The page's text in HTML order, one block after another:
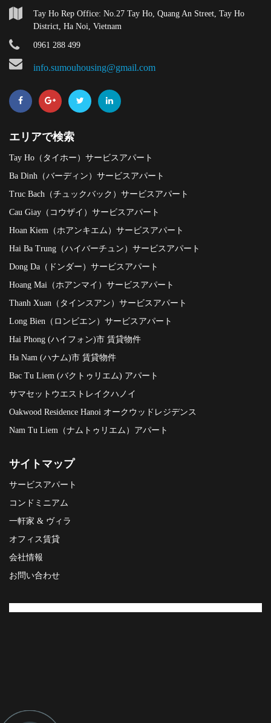
Tay Ho Rep Office: No.27 Tay Ho, Quang An Street, Tay Ho
District, Ha Noi, Vietnam
0961 288 499
info.sumouhousing@gmail.com
エリアで検索
Tay Ho（タイホー）サービスアパート
Ba Dinh（バーディン）サービスアパート
Truc Bach（チュックバック）サービスアパート
Cau Giay（コウザイ）サービスアパート
Hoan Kiem（ホアンキエム）サービスアパート
Hai Ba Trung（ハイバーチュン）サービスアパート
Dong Da（ドンダー）サービスアパート
Hoang Mai（ホアンマイ）サービスアパート
Thanh Xuan（タインスアン）サービスアパート
Long Bien（ロンビエン）サービスアパート
Hai Phong (ハイフォン)市 賃貸物件
Ha Nam (ハナム)市 賃貸物件
Bac Tu Liem (バクトゥリエム) アパート
サマセットウエストレイクハノイ
Oakwood Residence Hanoi オークウッドレジデンス
Nam Tu Liem（ナムトゥリエム）アパート
サイトマップ
サービスアパート
コンドミニアム
一軒家 & ヴィラ
オフィス賃貸
会社情報
お問い合わせ